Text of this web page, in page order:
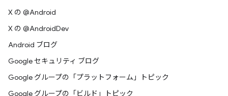
X の @Android
X の @AndroidDev
Android ブログ
Google セキュリティ ブログ
Google グループの「プラットフォーム」トピック
Google グループの「ビルド」トピック